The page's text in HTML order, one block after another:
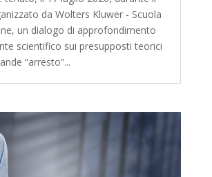
da Wolters Kluwer - Scuola
un dialogo di approfondimento
scientifico sui presupposti teorici
“arresto”...